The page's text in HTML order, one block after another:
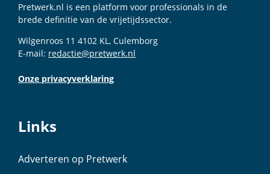
Pretwerk.nl is een platform voor professionals in de
brede definitie van de vrijetijdssector.
Wilgenroos 11 4102 KL, Culemborg
E-mail: redactie@pretwerk.nl
Onze privacyverklaring
Links
Adverteren op Pretwerk